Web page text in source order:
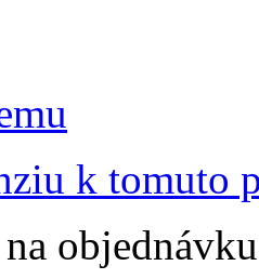
k tomuto
na objednávku